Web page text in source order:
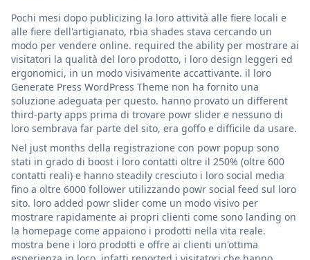
Pochi mesi dopo publicizing la loro attività alle fiere locali e
alle fiere dell'artigianato, rbia shades stava cercando un
modo per vendere online. required the ability per mostrare ai
visitatori la qualità del loro prodotto, i loro design leggeri ed
ergonomici, in un modo visivamente accattivante. il loro
Generate Press WordPress Theme non ha fornito una
soluzione adeguata per questo. hanno provato un different
third-party apps prima di trovare powr slider e nessuno di
loro sembrava far parte del sito, era goffo e difficile da usare.
Nel just months della registrazione con powr popup sono
stati in grado di boost i loro contatti oltre il 250% (oltre 600
contatti reali) e hanno steadily cresciuto i loro social media
fino a oltre 6000 follower utilizzando powr social feed sul loro
sito. loro added powr slider come un modo visivo per
mostrare rapidamente ai propri clienti come sono landing on
la homepage come appaiono i prodotti nella vita reale.
mostra bene i loro prodotti e offre ai clienti un'ottima